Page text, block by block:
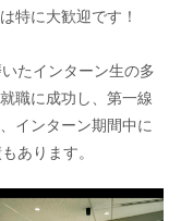
特に大歓迎です！
たインターン生の多
職に成功し、第一線
インターン期間中に
あります。